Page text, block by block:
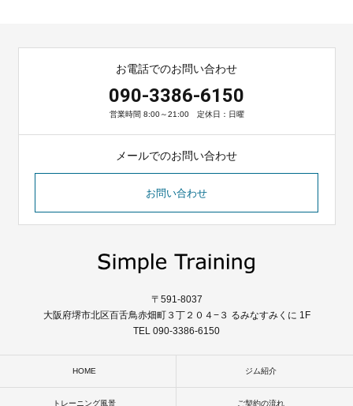
お電話でのお問い合わせ
090-3386-6150
営業時間 8:00～21:00 定休日：日曜
メールでのお問い合わせ
お問い合わせ
〒591-8037
大阪府堺市北区百舌鳥赤畑町３丁２０４−３ るみなすみくに 1F
TEL 090-3386-6150
HOME ジム紹介
トレーニング風景 ご契約の流れ